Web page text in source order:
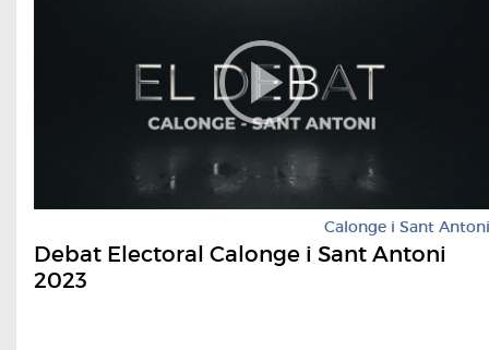
Calonge i Sant Antoni
Debat Electoral Calonge i Sant Antoni
2023